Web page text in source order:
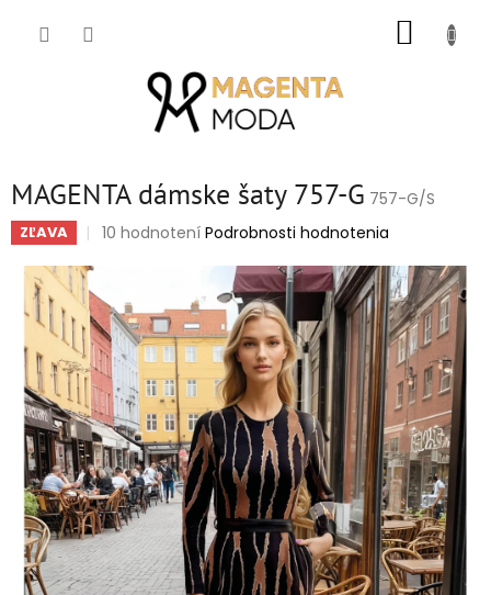
MAGENTA dámske šaty 757-G 757-G/S
ZĽAVA
Priemerné
je
4,9
z
5
hviezdičiek.
10 hodnotení Podrobnosti hodnotenia